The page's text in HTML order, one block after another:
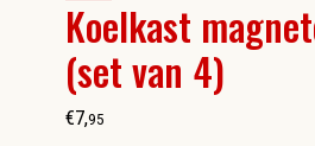
Koelkast
(set van 4)
€7,95